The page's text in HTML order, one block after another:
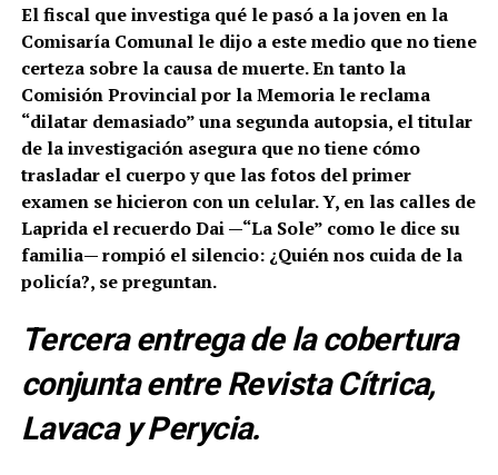
El fiscal que investiga qué le pasó a la joven en la
Comisaría Comunal le dijo a este medio que no tiene
certeza sobre la causa de muerte. En tanto la
Comisión Provincial por la Memoria le reclama
“dilatar demasiado” una segunda autopsia, el titular
de la investigación asegura que no tiene cómo
trasladar el cuerpo y que las fotos del primer
examen se hicieron con un celular. Y, en las calles de
Laprida el recuerdo Dai —“La Sole” como le dice su
familia— rompió el silencio: ¿Quién nos cuida de la
policía?, se preguntan.
Tercera entrega de la cobertura
conjunta entre Revista Cítrica,
Lavaca y Perycia.